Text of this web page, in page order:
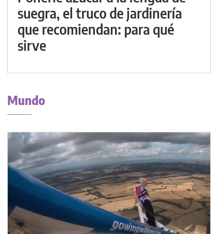
suegra, el truco de jardinería
que recomiendan: para qué
sirve
Mundo